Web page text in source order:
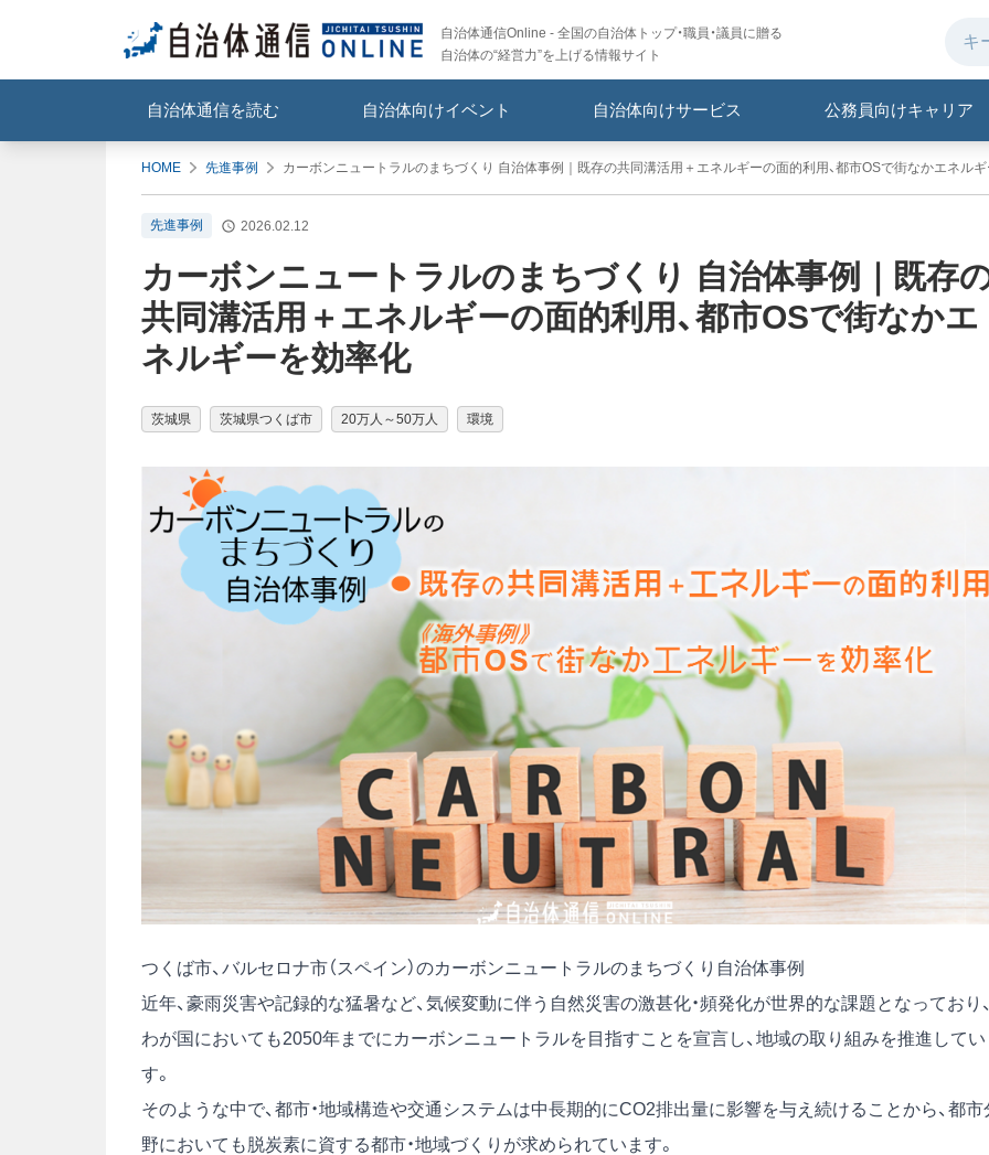
自治体通信Online - 全国の自治体トップ・職員・議員に贈る
自治体の“経営力”を上げる情報サイト
自治体通信を読む 自治体向けイベント 自治体向けサービス 公務員向けキャリア
HOME 先進事例 カーボンニュートラルのまちづくり 自治体事例｜既存の共同溝活用＋エネルギーの面的利用、都市OSで街なかエネル
先進事例 2026.02.12
カーボンニュートラルのまちづくり 自治体事例｜既存
共同溝活用＋エネルギーの面的利用、都市OSで街なかエ
ネルギーを効率化
茨城県 茨城県つくば市 20万人～50万人 環境
つくば市、バルセロナ市（スペイン）のカーボンニュートラルのまちづくり自治体事例
近年、豪雨災害や記録的な猛暑など、気候変動に伴う自然災害の激甚化・頻発化が世界的な課題となっており
わが国においても2050年までにカーボンニュートラルを目指すことを宣言し、地域の取り組みを推進してい
す。
そのような中で、都市・地域構造や交通システムは中長期的にCO2排出量に影響を与え続けることから、都市
野においても脱炭素に資する都市・地域づくりが求められています。